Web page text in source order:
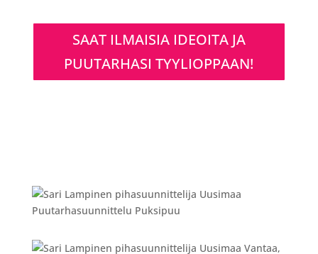
SAAT ILMAISIA IDEOITA JA
PUUTARHASI TYYLIOPPAAN!